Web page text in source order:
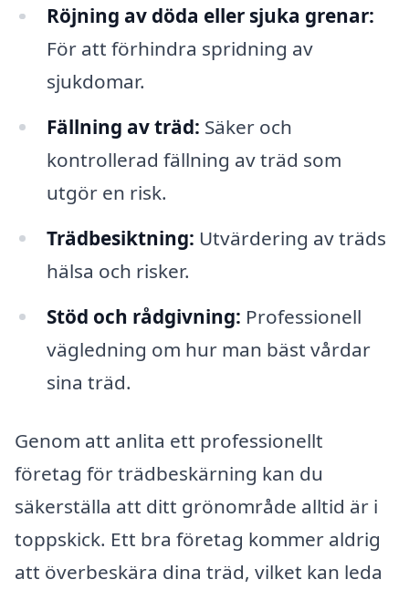
Röjning av döda eller sjuka grenar:
För att förhindra spridning av
sjukdomar.
Fällning av träd: Säker och
kontrollerad fällning av träd som
utgör en risk.
Trädbesiktning: Utvärdering av träds
hälsa och risker.
Stöd och rådgivning: Professionell
vägledning om hur man bäst vårdar
sina träd.
Genom att anlita ett professionellt
företag för trädbeskärning kan du
säkerställa att ditt grönområde alltid är i
toppskick. Ett bra företag kommer aldrig
att överbeskära dina träd, vilket kan leda